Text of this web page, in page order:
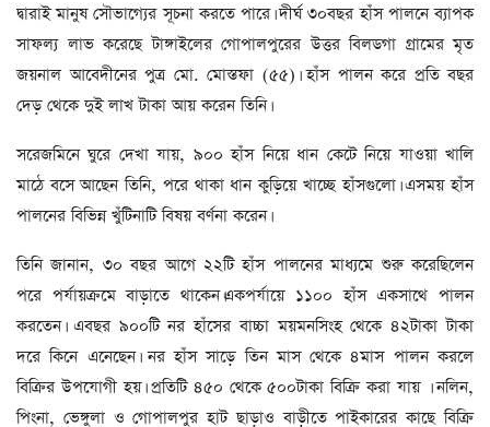
দ্বারাই মানুষ সৌভাগ্যের সূচনা করতে পারে। দীর্ঘ ৩০বছর হাঁস পালনে ব্যাপক
সাফল্য লাভ করেছে টাঙ্গাইলের গোপালপুরের উত্তর বিলডগা গ্রামের মৃত
জয়নাল আবেদীনের পুত্র মো. মোস্তফা (৫৫)। হাঁস পালন করে প্রতি বছর
দেড় থেকে দুই লাখ টাকা আয় করেন তিনি।
সরেজমিনে ঘুরে দেখা যায়, ৯০০ হাঁস নিয়ে ধান কেটে নিয়ে যাওয়া খালি
মাঠে বসে আছেন তিনি, পরে থাকা ধান কুড়িয়ে খাচ্ছে হাঁসগুলো। এসময় হাঁস
পালনের বিভিন্ন খুঁটিনাটি বিষয় বর্ণনা করেন।
তিনি জানান, ৩০ বছর আগে ২২টি হাঁস পালনের মাধ্যমে শুরু করেছিলেন
পরে পর্যায়ক্রমে বাড়াতে থাকেন।একপর্যায়ে ১১০০ হাঁস একসাথে পালন
করতেন। এবছর ৯০০টি নর হাঁসের বাচ্চা ময়মনসিংহ থেকে ৪২টাকা টাকা
দরে কিনে এনেছেন। নর হাঁস সাড়ে তিন মাস থেকে ৪মাস পালন করলে
বিক্রির উপযোগী হয়। প্রতিটি ৪৫০ থেকে ৫০০টাকা বিক্রি করা যায় । নলিন,
পিংনা, ভেঙ্গুলা ও গোপালপুর হাট ছাড়াও বাড়ীতে পাইকারের কাছে বিক্রি